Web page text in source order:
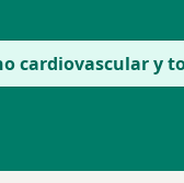
cardiovascular y